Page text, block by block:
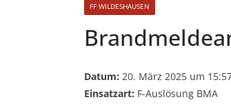
FF WILDESHAUSEN
Datum: 20. März 2025 um
Einsatzart: F-Auslösung BMA